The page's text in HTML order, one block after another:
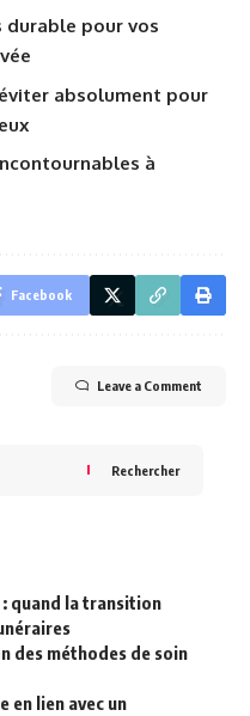
durable pour vos
absolument pour
à
Facebook
Leave a Comment
Rechercher
: quand la transition
des méthodes de soin
en lien avec un